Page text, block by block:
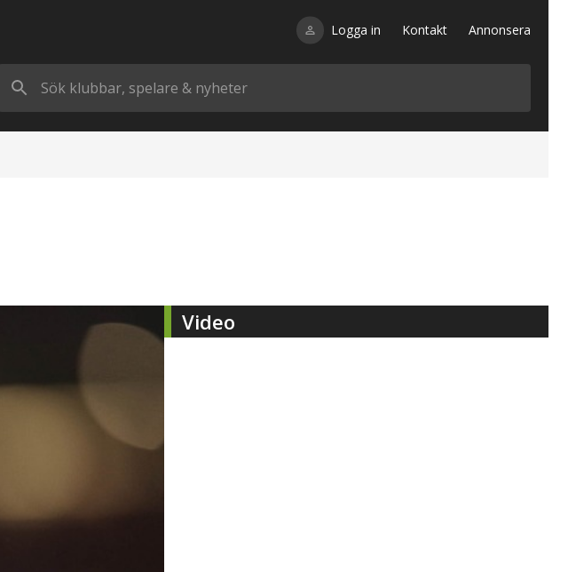
Logga in Kontakt Annonsera
Video